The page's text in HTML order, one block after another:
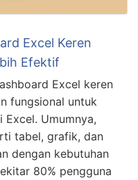
Excel Keren
Efektif
Excel keren
fungsional untuk
Umumnya,
tabel, grafik, dan
dengan kebutuhan
80% pengguna